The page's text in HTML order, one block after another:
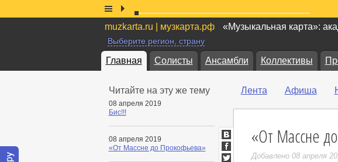
muzkarta.ru | музкарта.рф
«Музыкальная карта»:
Выберите регион, страну
Главная Солисты Ансамбли Коллективы
Читайте на эту же тему
08 апреля 2019
Бис!!!
08 апреля 2019
«От Массне до Прокофьева»
Лента Афиша
«От Массне
Добавлено 08 апреля
ВКонтакте
Facebook